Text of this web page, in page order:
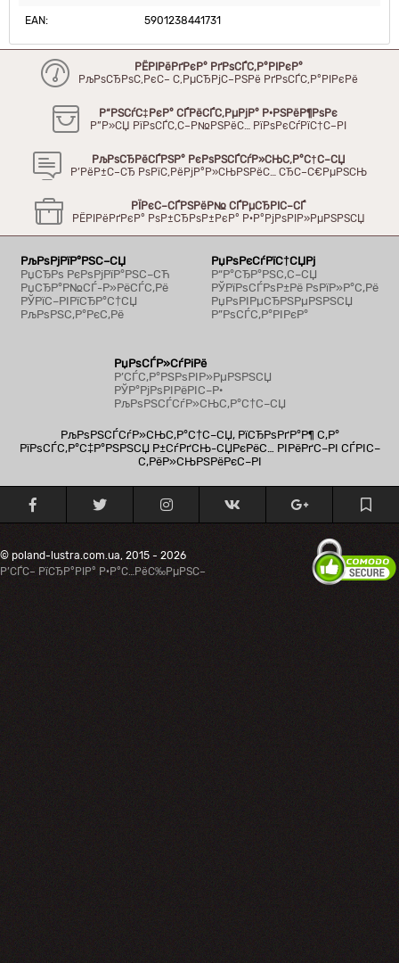
EAN: 5901238441731
РЁРІРёРґРєР° РґРѕСЃС‚Р°РІРєР°
РљРѕСЂРѕС‚РєС– С‚РµСЂРјС–РЅРё РґРѕСЃС‚Р°РІРєРё
Р“РЅСѓС‡РєР° СЃРёСЃС‚РµРјР° Р·РЅРёР¶РѕРє
Р”Р»СЏ РїРѕСЃС‚С–Р№РЅРёС… РїРѕРєСѓРїС†С–РІ
РљРѕСЂРёСЃРЅР° РєРѕРЅСЃСѓР»СЊС‚Р°С†С–СЏ
Р’РёР±С–СЂ РѕРїС‚РёРјР°Р»СЊРЅРёС… СЂС–С€РµРЅСЊ
РЇРєС–СЃРЅРёР№ СЃРµСЂРІС–СЃ
РЁРІРёРґРєР° РѕР±СЂРѕР±РєР° Р·Р°РјРѕРІР»РµРЅРЅСЏ
РљРѕРјРїР°РЅС–СЏ
РџСЂРѕ РєРѕРјРїР°РЅС–СЋ
РџСЂР°Р№СЃ-Р»РёСЃС‚Рё
РЎРїС–РІРїСЂР°С†СЏ
РљРѕРЅС‚Р°РєС‚Рё
РџРѕРєСѓРїС†СЏРј
Р“Р°СЂР°РЅС‚С–СЏ
РЎРїРѕСЃРѕР±Рё РѕРїР»Р°С‚Рё
РџРѕРІРµСЂРЅРµРЅРЅСЏ
Р”РѕСЃС‚Р°РІРєР°
РџРѕСЃР»СѓРіРё
Р’СЃС‚Р°РЅРѕРІР»РµРЅРЅСЏ
РЎР°РјРѕРІРёРІС–Р·
РљРѕРЅСЃСѓР»СЊС‚Р°С†С–СЏ
РљРѕРЅСЃСѓР»СЊС‚Р°С†С–СЏ, РїСЂРѕРґР°Р¶ С‚Р°
РїРѕСЃС‚Р°С‡Р°РЅРЅСЏ Р±СѓРґСЊ-СЏРєРёС… РІРёРґС–РІ СЃРІС–
С‚РёР»СЊРЅРёРєС–РІ
© poland-lustra.com.ua, 2015 - 2026
Р’СЃС– РїСЂР°РІР° Р·Р°С…РёС‰РµРЅС–